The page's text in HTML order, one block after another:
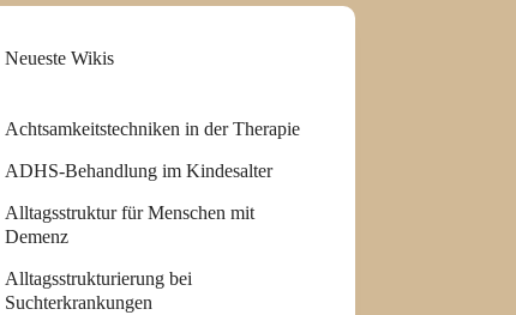
Neueste Wikis
Achtsamkeitstechniken in der Therapie
ADHS-Behandlung im Kindesalter
Alltagsstruktur für Menschen mit
Demenz
Alltagsstrukturierung bei
Suchterkrankungen